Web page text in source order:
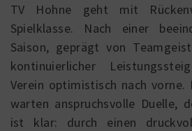
TV Hohne geht mit
Spielklasse. Nach einer
Saison, geprägt von
kontinuierlicher
Verein optimistisch nach vorne.
warten anspruchsvolle Duelle,
ist klar: durch einen